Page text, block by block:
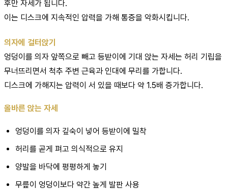
후만 자세가 됩니다.
이는 디스크에 지속적인 압력을 가해 통증을 악화시킵니다.
의자에 걸터앉기
엉덩이를 의자 앞쪽으로 빼고 등받이에 기대 앉는 자세는 허리 기립을
무너뜨리면서 척추 주변 근육과 인대에 무리를 가합니다.
디스크에 가해지는 압력이 서 있을 때보다 약 1.5배 증가합니다.
올바른 앉는 자세
엉덩이를 의자 깊숙이 넣어 등받이에 밀착
허리를 곧게 펴고 의식적으로 유지
양발을 바닥에 평평하게 놓기
무릎이 엉덩이보다 약간 높게 발판 사용